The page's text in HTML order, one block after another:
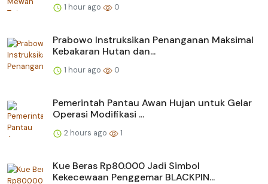
1 hour ago 0
Prabowo Instruksikan Penanganan Maksimal
Kebakaran Hutan dan...
1 hour ago 0
Pemerintah Pantau Awan Hujan untuk Gelar
Operasi Modifikasi ...
2 hours ago 1
Kue Beras Rp80.000 Jadi Simbol
Kekecewaan Penggemar BLACKPIN...